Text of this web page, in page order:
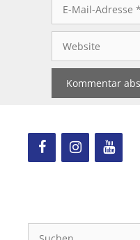
Mail-
Adresse
Suchen